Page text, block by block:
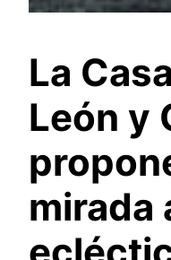
La
León y
mirada